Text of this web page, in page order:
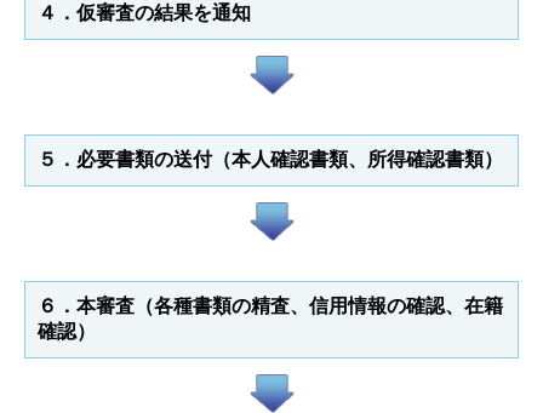
４．仮審査の結果を通知
５．必要書類の送付（本人確認書類、所得確認書類）
６．本審査（各種書類の精査、信用情報の確認、在籍
確認）